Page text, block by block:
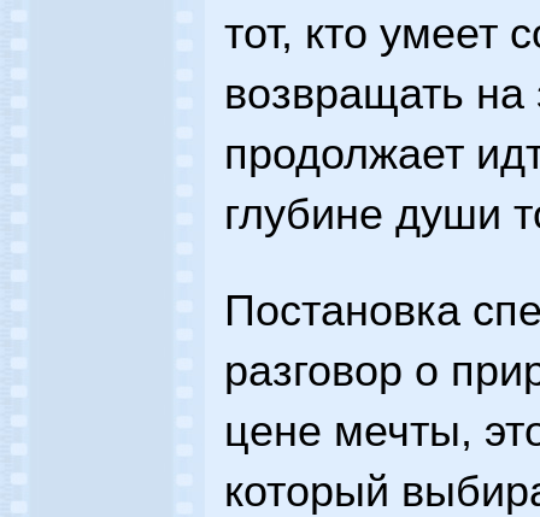
тот, кто умеет
возвращать
продолжает
глубине души
Постановка
разговор о
цене мечты,
который